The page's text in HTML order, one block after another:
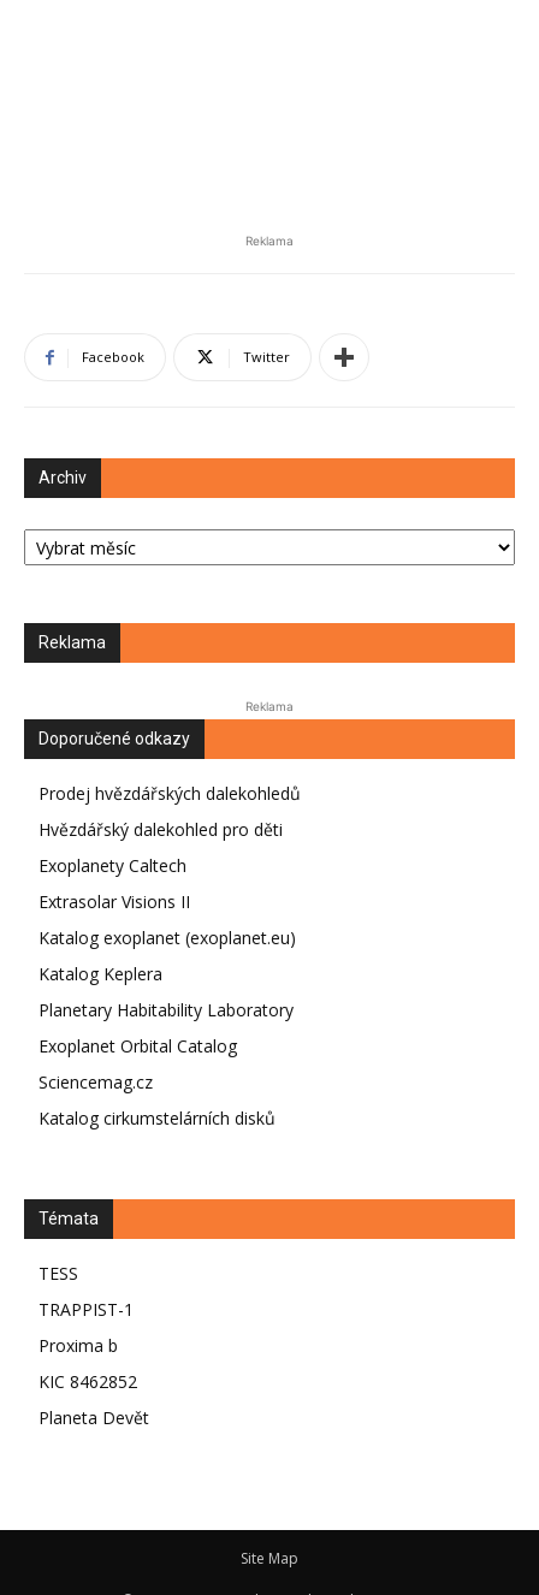
Reklama
Facebook Twitter
Archiv
Archiv
Reklama
Reklama
Doporučené odkazy
Prodej hvězdářských dalekohledů
Hvězdářský dalekohled pro děti
Exoplanety Caltech
Extrasolar Visions II
Katalog exoplanet (exoplanet.eu)
Katalog Keplera
Planetary Habitability Laboratory
Exoplanet Orbital Catalog
Sciencemag.cz
Katalog cirkumstelárních disků
Témata
TESS
TRAPPIST-1
Proxima b
KIC 8462852
Planeta Devět
Site Map